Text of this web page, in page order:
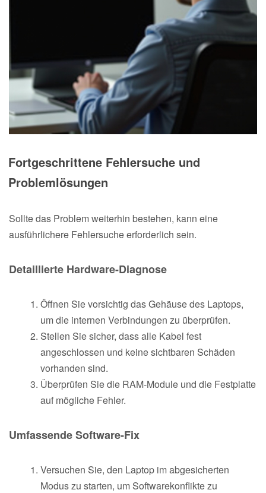
Fortgeschrittene Fehlersuche und
Problemlösungen
Sollte das Problem weiterhin bestehen, kann eine
ausführlichere Fehlersuche erforderlich sein.
Detaillierte Hardware-Diagnose
Öffnen Sie vorsichtig das Gehäuse des Laptops,
um die internen Verbindungen zu überprüfen.
Stellen Sie sicher, dass alle Kabel fest
angeschlossen und keine sichtbaren Schäden
vorhanden sind.
Überprüfen Sie die RAM-Module und die Festplatte
auf mögliche Fehler.
Umfassende Software-Fix
Versuchen Sie, den Laptop im abgesicherten
Modus zu starten, um Softwarekonflikte zu